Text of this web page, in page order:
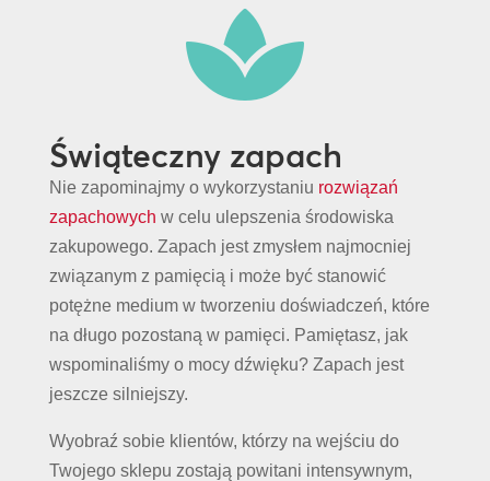

Świąteczny zapach
Nie zapominajmy o wykorzystaniu rozwiązań
zapachowych w celu ulepszenia środowiska
zakupowego. Zapach jest zmysłem najmocniej
związanym z pamięcią i może być stanowić
potężne medium w tworzeniu doświadczeń, które
na długo pozostaną w pamięci. Pamiętasz, jak
wspominaliśmy o mocy dźwięku? Zapach jest
jeszcze silniejszy.
Wyobraź sobie klientów, którzy na wejściu do
Twojego sklepu zostają powitani intensywnym,